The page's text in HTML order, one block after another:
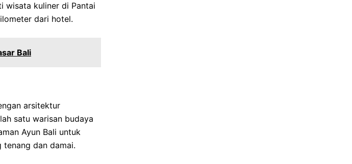
wisata kuliner di Pantai
dari hotel.
Bali
arsitektur
satu warisan budaya
Ayun Bali untuk
tenang dan damai.